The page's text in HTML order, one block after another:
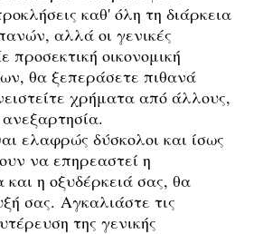
καθ' όλη τη διάρκεια
αλλά οι γενικές
οικονομική
θα ξεπεράσετε πιθανά
χρήματα από άλλους,
ελαφρώς δύσκολοι και ίσως
να επηρεαστεί η
η οξυδέρκειά σας, θα
σας. Αγκαλιάστε τις
της γενικής